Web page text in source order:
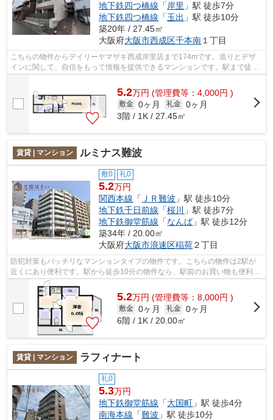
地下鉄四つ橋線 「 岸里 」駅 徒歩7分
地下鉄四つ橋線 「玉出 」駅 徒歩10分
築20年 / 27.45㎡
大阪府大阪市西成区千本南 １丁目
こちらの物件からデイリーヤマザキ西成岸里店まで174mです。造りとデザ
インに関して、自信をもって情報を提供できるマンションです。駅まで徒歩
5.2万円 (管理費等：4,000円 )
敷金 0ヶ月 礼金 0ヶ月
3階 / 1K / 27.45㎡
賃貸 | マンション ルミナス難波
敷0 礼0
5.2万円
関西本線 「 ＪＲ難波 」駅 徒歩10分
地下鉄千日前線 「桜川
」駅 徒歩7分
地下鉄御堂筋線 「なんば」駅 徒歩12分
築34年 / 20.00㎡
大阪府大阪市浪速区稲荷２丁目
防犯対策もバッチリなマンションタイプの物件です。こちらの物件は2駅が
近くにあり便利です。駅から徒歩10分の物件なら、駅前のお買い物も便利で
す。共用部にはエレベータ・敷地内ごみ...
5.2万円 (管理費等：8,000円 )
敷金 0ヶ月 礼金 0ヶ月
6階 / 1K / 20.00㎡
賃貸 | マンション ラフィナート
礼0
5.3万円
地下鉄御堂筋線 「大国町 」駅 徒歩4分
南海本線 「難波 」駅 徒歩10分